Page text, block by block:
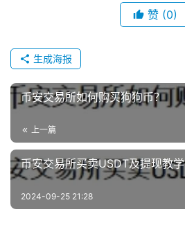
赞 (0)
生成海报
币安交易所如何购买狗狗币？
上一篇
币安交易所买卖USDT及提现教学
2024-09-25 21:28